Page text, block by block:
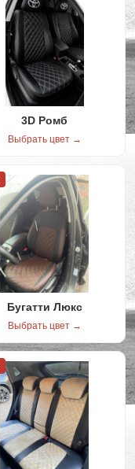
3D Ромб
Выбрать цвет →
Бугатти Люкс
Выбрать цвет →